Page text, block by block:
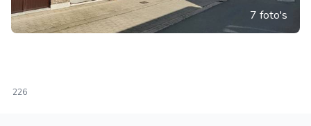
7 foto's
226